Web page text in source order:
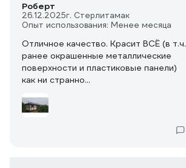
Роберт
26.12.2025г. Стерлитамак
Опыт использования: Менее месяца
Отличное качество. Красит ВСЁ (в т.ч.
ранее окрашенные металлические
поверхности и пластиковые панели)
как ни странно...